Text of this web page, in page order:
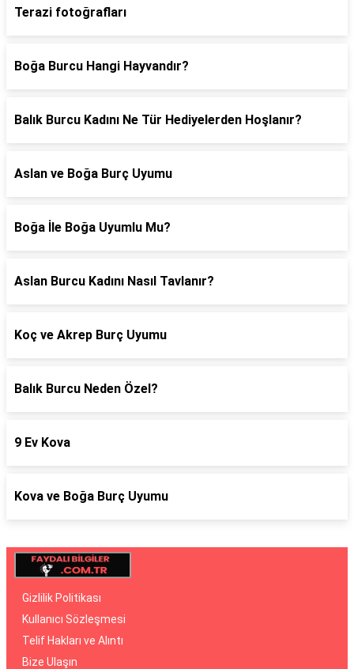
Terazi fotoğrafları
Boğa Burcu Hangi Hayvandır?
Balık Burcu Kadını Ne Tür Hediyelerden Hoşlanır?
Aslan ve Boğa Burç Uyumu
Boğa İle Boğa Uyumlu Mu?
Aslan Burcu Kadını Nasıl Tavlanır?
Koç ve Akrep Burç Uyumu
Balık Burcu Neden Özel?
9 Ev Kova
Kova ve Boğa Burç Uyumu
Gizlilik Politikası
Kullanıcı Sözleşmesi
Telif Hakları ve Alıntı
Bize Ulaşın